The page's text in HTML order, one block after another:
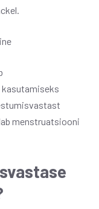
menstruatsiooni